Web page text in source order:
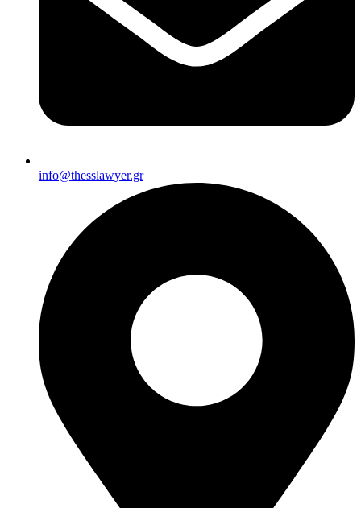
info@thesslawyer.gr